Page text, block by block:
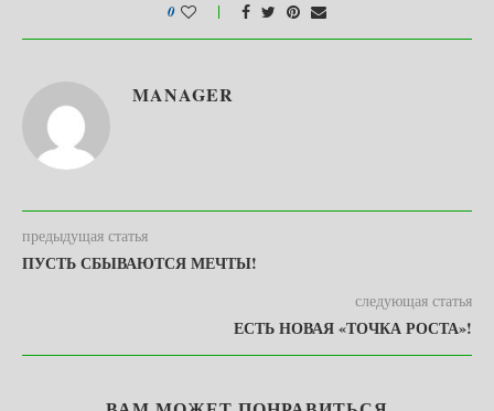
0
MANAGER
предыдущая статья
ПУСТЬ СБЫВАЮТСЯ МЕЧТЫ!
следующая статья
ЕСТЬ НОВАЯ «ТОЧКА РОСТА»!